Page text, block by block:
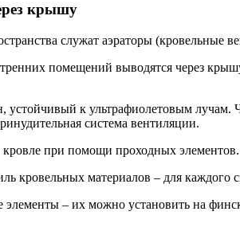
крышу
служат аэраторы
помещений выводятся через
к ультрафиолетовым лучам.
система вентиляции.
при помощи проходных элементов.
кровельных материалов – для каждого
– их можно установить на